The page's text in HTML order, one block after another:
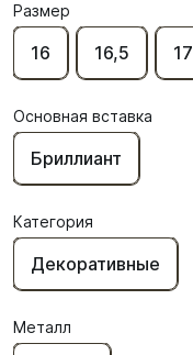
Размер
16 16,5 17
Основная вставка
Бриллиант
Категория
Декоративные
Металл